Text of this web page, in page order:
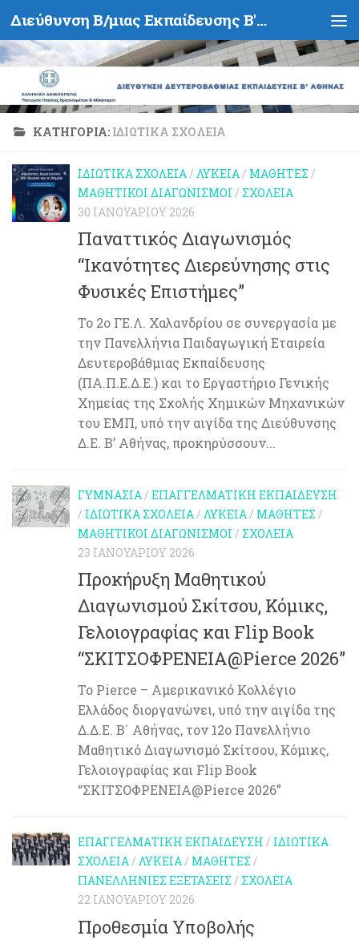
Skip to content Διεύθυνση Β/μιας Εκπαίδευσης Β' Αθήνας - Υπουργείο Παιδείας, Θρησκευμάτων και Αθλητισμού- Ελληνική Δημοκρατία
ΚΑΤΗΓΟΡΊΑ: ΙΔΙΩΤΙΚΆ ΣΧΟΛΕΊΑ
ΙΔΙΩΤΙΚΆ ΣΧΟΛΕΊΑ/ ΛΎΚΕΙΑ/ ΜΑΘΗΤΈΣ /
ΜΑΘΗΤΙΚΟΊ ΔΙΑΓΩΝΙΣΜΟΊ / ΣΧΟΛΕΊΑ
30 ΙΑΝΟΥΑΡΊΟΥ 2026
Παναττικός Διαγωνισμός
“Ικανότητες Διερεύνησης στις
Φυσικές Επιστήμες”
Το 2o ΓΕ.Λ. Χαλανδρίου σε συνεργασία με
την Πανελλήνια Παιδαγωγική Εταιρεία
Δευτεροβάθμιας Εκπαίδευσης
(ΠΑ.Π.Ε.Δ.Ε.) και το Εργαστήριο Γενικής
Χημείας της Σχολής Χημικών Μηχανικών
του ΕΜΠ, υπό την αιγίδα της Διεύθυνσης
Δ.Ε. Β’ Αθήνας, προκηρύσσουν...
ΓΥΜΝΆΣΙΑ/ ΕΠΑΓΓΕΛΜΑΤΙΚΉ ΕΚΠΑΊΔΕΥΣΗ
/ ΙΔΙΩΤΙΚΆ ΣΧΟΛΕΊΑ/ ΛΎΚΕΙΑ/ ΜΑΘΗΤΈΣ /
ΜΑΘΗΤΙΚΟΊ ΔΙΑΓΩΝΙΣΜΟΊ / ΣΧΟΛΕΊΑ
23 ΙΑΝΟΥΑΡΊΟΥ 2026
Προκήρυξη Μαθητικού
Διαγωνισμού Σκίτσου, Κόμικς,
Γελοιογραφίας και Flip Book
“ΣΚΙΤΣΟΦΡΕΝΕΙΑ@Pierce 2026”
Το Pierce – Αμερικανικό Κολλέγιο
Ελλάδος διοργανώνει, υπό την αιγίδα της
Δ.Δ.Ε. Β΄ Αθήνας, τον 12ο Πανελλήνιο
Μαθητικό Διαγωνισμό Σκίτσου, Κόμικς,
Γελοιογραφίας και Flip Book
“ΣΚΙΤΣΟΦΡΕΝΕΙΑ@Pierce 2026”
ΕΠΑΓΓΕΛΜΑΤΙΚΉ ΕΚΠΑΊΔΕΥΣΗ / ΙΔΙΩΤΙΚΆ
ΣΧΟΛΕΊΑ/ ΛΎΚΕΙΑ/ ΜΑΘΗΤΈΣ /
ΠΑΝΕΛΛΉΝΙΕΣ ΕΞΕΤΆΣΕΙΣ / ΣΧΟΛΕΊΑ
22 ΙΑΝΟΥΑΡΊΟΥ 2026
Προθεσμία Υποβολής